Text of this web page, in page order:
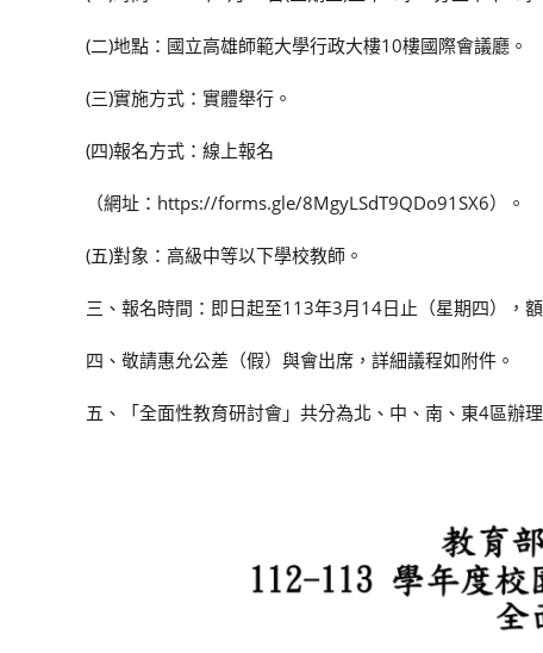
(二)地點：國立高雄師範大學行政大樓10樓國際會議廳。
(三)實施方式：實體舉行。
(四)報名方式：線上報名
（網址：https://forms.gle/8MgyLSdT9QDo91SX6）。
(五)對象：高級中等以下學校教師。
三、報名時間：即日起至113年3月14日止（星期四），
四、敬請惠允公差（假）與會出席，詳細議程如附件。
五、「全面性教育研討會」共分為北、中、南、東4區辦